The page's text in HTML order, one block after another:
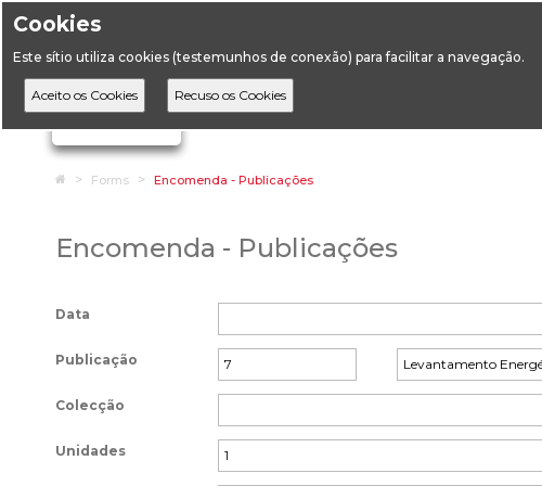
Cookies
Este sítio utiliza cookies (testemunhos de conexão) para facilitar a navegação.
Ignorar links de navegação
HomeForms Encomenda - Publicações
Encomenda - Publicações
Data
Publicação
Colecção
Unidades